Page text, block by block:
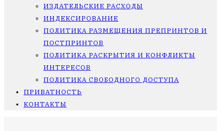
ИЗДАТЕЛЬСКИЕ РАСХОДЫ
ИНДЕКСИРОВАНИЕ
ПОЛИТИКА РАЗМЕЩЕНИЯ ПРЕПРИНТОВ И
ПОСТПРИНТОВ
ПОЛИТИКА РАСКРЫТИЯ И КОНФЛИКТЫ
ИНТЕРЕСОВ
ПОЛИТИКА СВОБОДНОГО ДОСТУПА
ПРИВАТНОСТЬ
КОНТАКТЫ